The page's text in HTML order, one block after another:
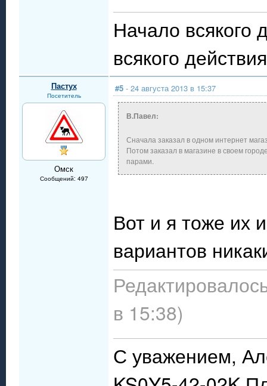
Начало
всякого
Пастух
Посетитель
Омск
Сообщений: 497
#5 - 24 августа 2013 в 15:37
В.Павел:
Сначала заказал в одном интернет
Потом заказал в магазине в своем
парами.
Вот и я тоже их
вариантов
в 15:38)
С уважением,